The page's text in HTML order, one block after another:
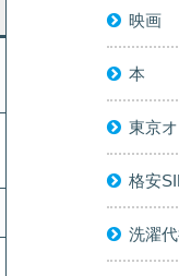
映画
本
東京
格安
洗濯